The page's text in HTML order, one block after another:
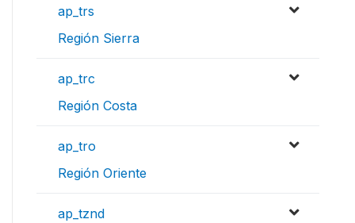
ap_trs
Región Sierra
ap_trc
Región Costa
ap_tro
Región Oriente
ap_tznd